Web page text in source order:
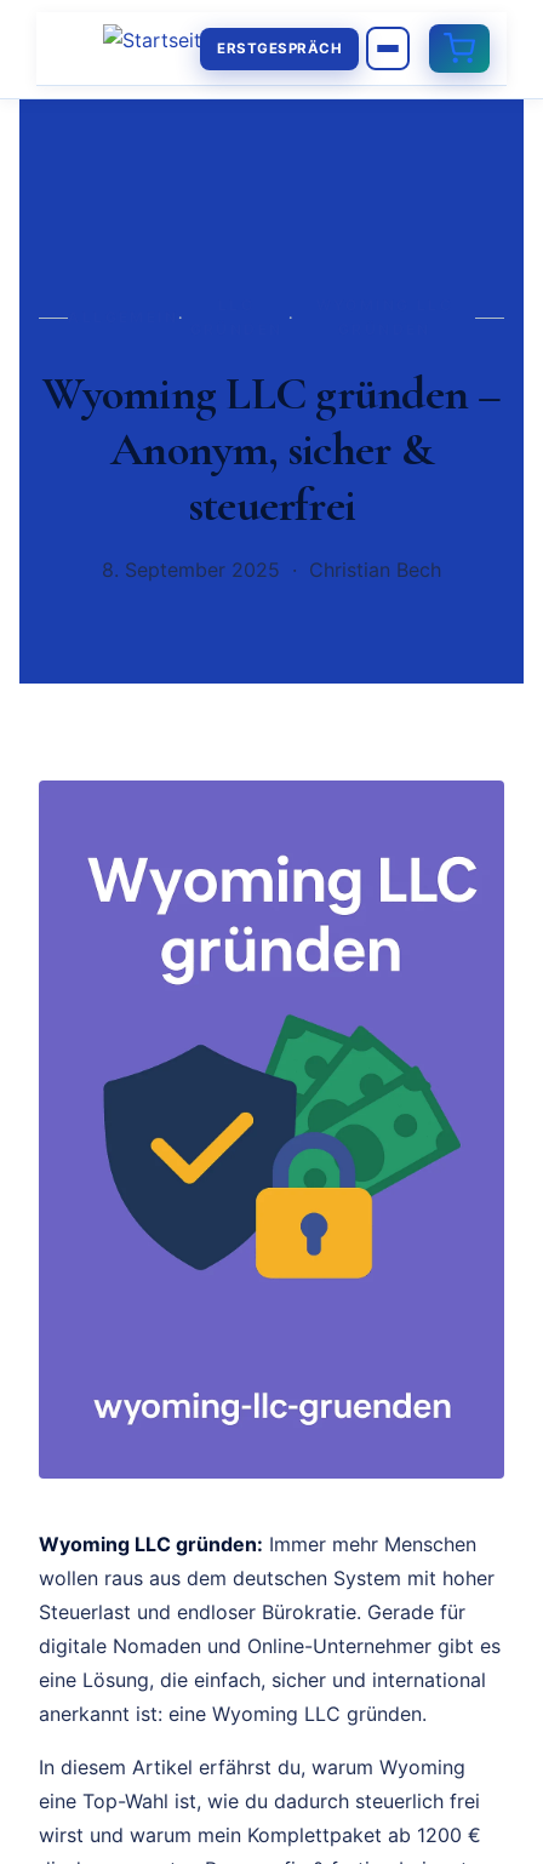
ERSTGESPRÄCH
· ·
Wyoming LLC gründen –
Anonym, sicher &
steuerfrei
8. September 2025 · Christian Bech
Wyoming LLC gründen: Immer mehr Menschen
wollen raus aus dem deutschen System mit hoher
Steuerlast und endloser Bürokratie. Gerade für
digitale Nomaden und Online-Unternehmer gibt es
eine Lösung, die einfach, sicher und international
anerkannt ist: eine Wyoming LLC gründen.
In diesem Artikel erfährst du, warum Wyoming
eine Top-Wahl ist, wie du dadurch steuerlich frei
wirst und warum mein Komplettpaket ab 1200 €